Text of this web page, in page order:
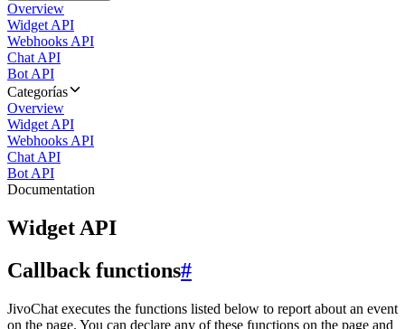
Overview
Widget API
Webhooks API
Chat API
Bot API
Categorías
Overview
Widget API
Webhooks API
Chat API
Bot API
Documentation
Widget API
Callback functions#
JivoChat executes the functions listed below to report about an event
on the page. You can declare any of these functions on the page and